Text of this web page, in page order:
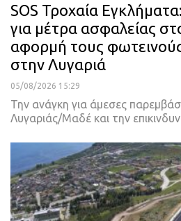
SOS Τροχαία
για μέτρα ασφαλείας
αφορμή τους
στην Λυγαριά
05/08/2026 15:29
Την ανάγκη για άμεσες
Λυγαριάς/Μαδέ και την